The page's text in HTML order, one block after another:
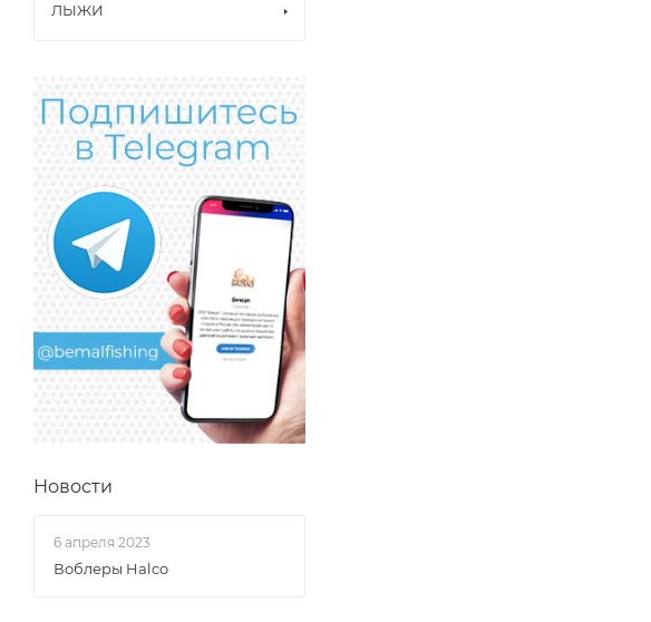
ЛЫЖИ
Новости
6 апреля 2023
Воблеры Halco